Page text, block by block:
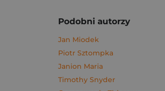
Podobni autorzy
Jan Miodek
Piotr Sztompka
Janion Maria
Timothy Snyder